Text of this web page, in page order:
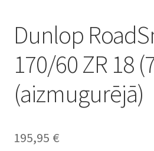
Dunlop
170/60 ZR 18
(aizmugurējā)
195,95 €